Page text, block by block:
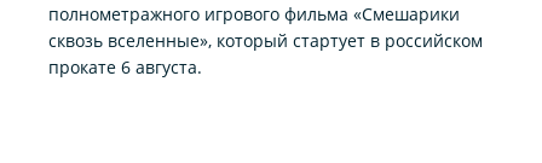
полнометражного игрового фильма «Смешарики
сквозь вселенные», который стартует в российском
прокате 6 августа.